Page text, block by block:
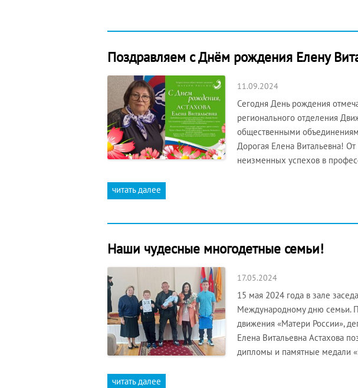
Поздравляем с Днём рождения Елену
11.09.2024
Сегодня День рождения
регионального отделения
общественными
Дорогая Елена Витальевна!
неизменных успехов в
читать далее
Наши чудесные многодетные семьи!
17.05.2024
15 мая 2024 года в зале
Международному дню семьи.
движения «Матери России»,
Елена Витальевна Астахова
дипломы и памятные медали
читать далее